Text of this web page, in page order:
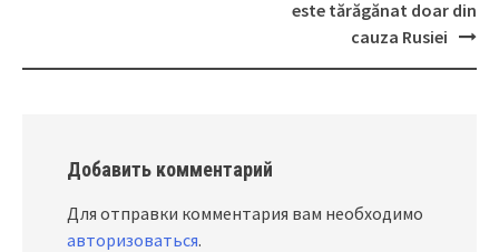
este tărăgănat doar din
cauza Rusiei
Добавить комментарий
Для отправки комментария вам необходимо
авторизоваться.